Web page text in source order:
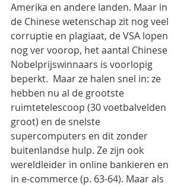
Amerika en andere landen. Maar in
de Chinese wetenschap zit nog veel
corruptie en plagiaat, de VSA lopen
nog ver voorop, het aantal Chinese
Nobelprijswinnaars is voorlopig
beperkt.  Maar ze halen snel in: ze
hebben nu al de grootste
ruimtetelescoop (30 voetbalvelden
groot) en de snelste
supercomputers en dit zonder
buitenlandse hulp. Ze zijn ook
wereldleider in online bankieren en
in e-commerce (p. 63-64). Maar als